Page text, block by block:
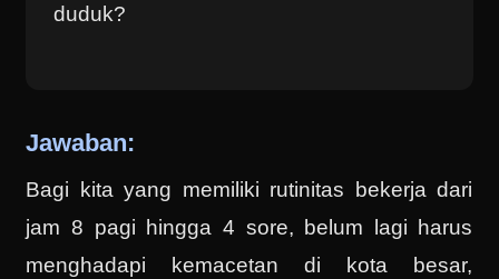
duduk?
Jawaban:
Bagi kita yang memiliki rutinitas bekerja dari
jam 8 pagi hingga 4 sore, belum lagi harus
menghadapi kemacetan di kota besar,